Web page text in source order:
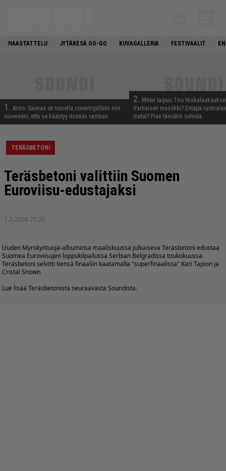
HAASTATTELU JYTÄKESÄ GO-GO KUVAGALLERIA FESTIVAALIT
1. Arvio: Saimaa on toisella covertripillään niin
suvereeni, että se kääntyy itseään vastaan
2. Miten taipuu Trio
Vartiaisen musiikki? Entäpä
metal? Pian tämäkin selviää
TERÄSBETONI
Teräsbetoni valittiin Suomen
Euroviisu-edustajaksi
1.3.2008 21:20
Uuden Myrskyntuoja-albuminsa maaliskuussa julkaiseva Teräsbetoni edustaa
Suomea Euroviisujen loppukilpailussa Serbian Belgradissa toukokuussa.
Teräsbetoni selvitti tiensä finaaliin kaatamalla "superfinaalissa" Kari Tapion ja
Cristal Snown.
Lue lisää Teräsbetonista seuraavasta Soundista.